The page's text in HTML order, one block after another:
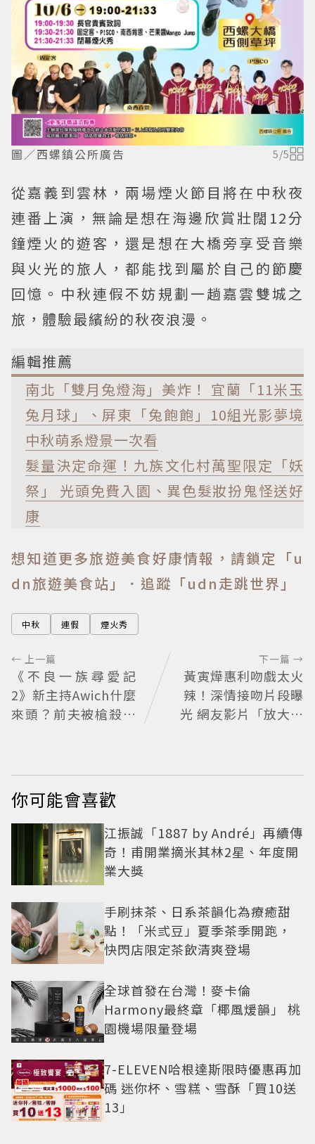
圖／西螺鎮公所廣告 5/5
從嘉義到雲林，兩場煙火節目將在中秋夜
連番上演，無論是想在海邊欣賞壯闊12分
鐘煙火的遊客，還是想在大橋旁享受音樂
與火光的旅人，都能找到屬於自己的節慶
回憶。中秋連假不妨規劃一趟嘉雲雙城之
旅，體驗最繽紛的秋夜浪漫。
編輯推薦
南北「雙月兔燈海」美炸！ 宜蘭「11米玉
兔月球」、屏東「兔飽飽」10組光影夢境
中秋萌系燈景一次看
髮量決定命運！九族文化村萬聖限定「妖
祭」 光頭免費入園、異色髮妝扮鬼怪送好
康
想知道更多旅遊美食好康情報，請鎖定「u
dn旅遊美食站」
．追蹤「udn走跳世界」
中秋 連假 煙火秀
← 上一篇
《不良一族尋愛記
2》新主持Awich什麼
來頭？前夫被槍殺、
下一篇 →
黃寅燁惠利吻戲太火
辣！深情接吻片段曝
光 網友影片「放大調
你可能會喜歡
江振誠「1887 by André」再續傳
奇！甫開業摘米其林2星、年度開
業大獎
手刷抹茶、日系茶韻化為療癒甜
點！「米弎豆」夏季茶季開跑，
快閃店限定茶飲清爽登場
全球首發在台灣！麥卡倫
Harmony最終章「椰風煖韻」 桃
園機場限量登場
7-ELEVEN哈根達斯限時優惠再加
碼 迷你杯、雪糕、雪酥「買10送
13」